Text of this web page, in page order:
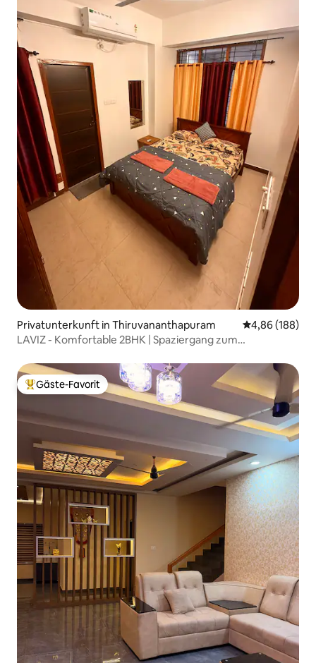
Privatunterkunft in Thiruvananthapuram
4,86 (188)
LAVIZ - Komfortable 2BHK | Spaziergang zum
Beliebter Gäste-Favorit.
Gäste-Favorit